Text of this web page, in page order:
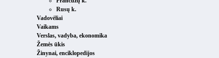
Rusų k.
Vadovėliai
Vaikams
Verslas, vadyba, ekonomika
Žemės ūkis
Žinynai, enciklopedijos